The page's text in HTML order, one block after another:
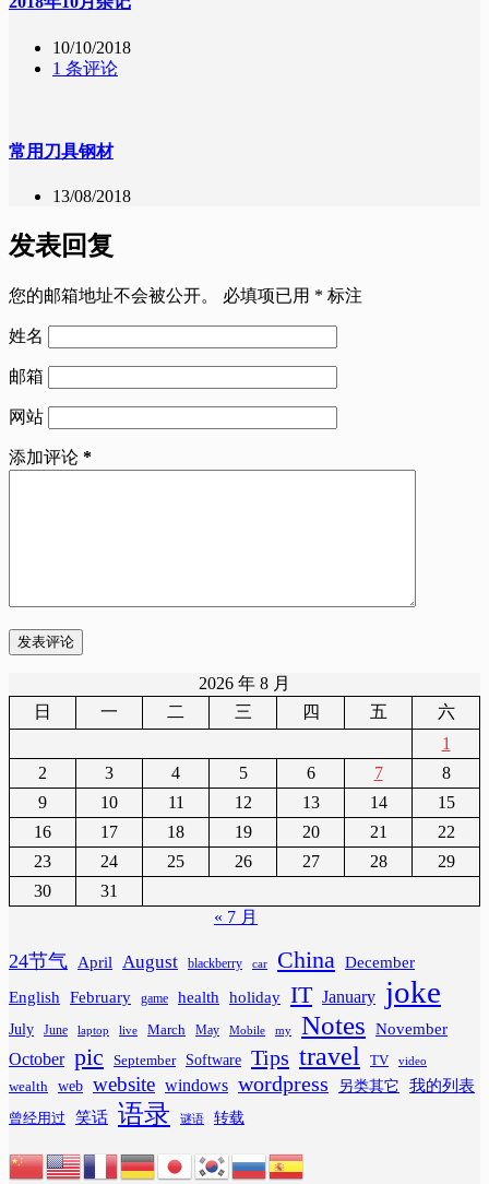
10/10/2018
1 条评论
常用刀具钢材
13/08/2018
发表回复
您的邮箱地址不会被公开。 必填项已用 * 标注
姓名
邮箱
网站
添加评论 *
发表评论
2026 年 8 月
日
一 二 三 四 五
六
1
2
3 4 5 6 7
8
9
10 11 12 13 14
15
16
17 18 19 20 21
22
23
24 25 26 27 28
29
30
31
« 7 月
24节气 April August blackberry car China December
English
February game health holiday IT January joke
July June laptop live March May Mobile my Notes November
October pic September Software Tips travel TV video
wealth web website windows wordpress 另类其它 我的列表
曾经用过 笑话 语录 谜语 转载